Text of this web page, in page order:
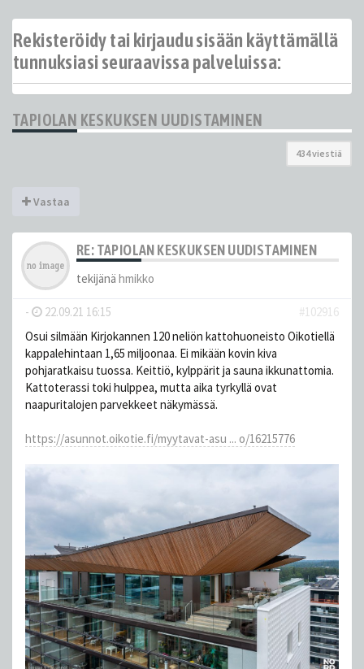
Rekisteröidy tai kirjaudu sisään käyttämällä
tunnuksiasi seuraavissa palveluissa:
TAPIOLAN KESKUKSEN UUDISTAMINEN
434 viestiä
Vastaa
RE: TAPIOLAN KESKUKSEN UUDISTAMINEN
tekijänä hmikko
- 22.09.21 16:15
#102916
Osui silmään Kirjokannen 120 neliön kattohuoneisto Oikotiellä
kappalehintaan 1,65 miljoonaa. Ei mikään kovin kiva
pohjaratkaisu tuossa. Keittiö, kylppärit ja sauna ikkunattomia.
Kattoterassi toki hulppea, mutta aika tyrkyllä ovat
naapuritalojen parvekkeet näkymässä.
https://asunnot.oikotie.fi/myytavat-asu ... o/16215776